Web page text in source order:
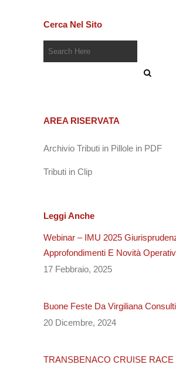
Cerca Nel Sito
AREA RISERVATA
Archivio Tributi in Pillole in PDF
Tributi in Clip
Leggi Anche
Webinar – IMU 2025
Approfondimenti E Novità
17 Febbraio, 2025
Buone Feste Da Virgiliana
20 Dicembre, 2024
TRANSBENACO CRUISE RACE